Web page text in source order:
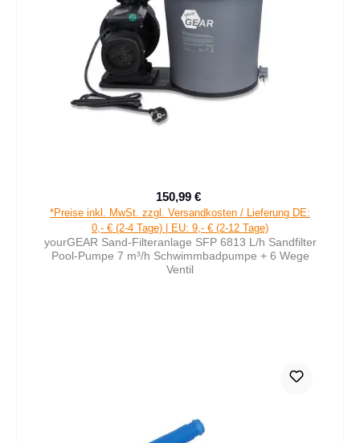
Verkaufspreis:
150,99 €
*Preise inkl. MwSt. zzgl. Versandkosten / Lieferung DE:
0,- € (2-4 Tage) | EU: 9,- € (2-12 Tage)
yourGEAR Sand-Filteranlage SFP 6813 L/h Sandfilter
Pool-Pumpe 7 m³/h Schwimmbadpumpe + 6 Wege
Ventil